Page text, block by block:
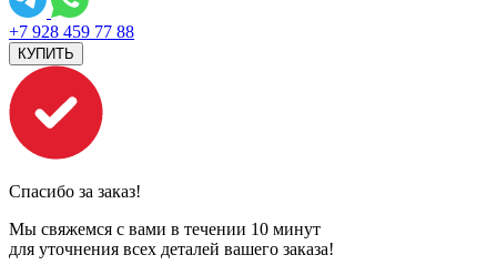
+7 928 459 77 88
КУПИТЬ
Спасибо за заказ!
Мы свяжемся с вами в течении 10 минут
для уточнения всех деталей вашего заказа!